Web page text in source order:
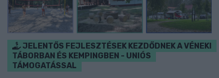
JELENTŐS FEJLESZTÉSEK KEZDŐDNEK A VÉNEKI
TÁBORBAN ÉS KEMPINGBEN - UNIÓS
TÁMOGATÁSSAL